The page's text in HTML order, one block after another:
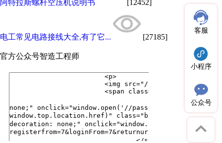
阿特拉斯螺杆空压机说明书 [12452]
电工常见电路接线大全,有了它... [27185]
官方公众号智造工程师
客服
小程序
公众号